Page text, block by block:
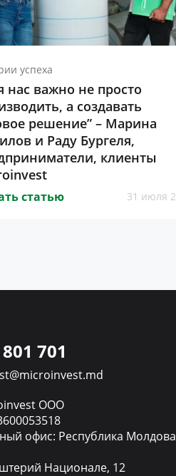
успеха
нас важно не просто
а создавать
решение” – Марина
и Раду Бургеля,
клиенты
статью 31 июля
701
ООО
офис: Республика
Национале, 12